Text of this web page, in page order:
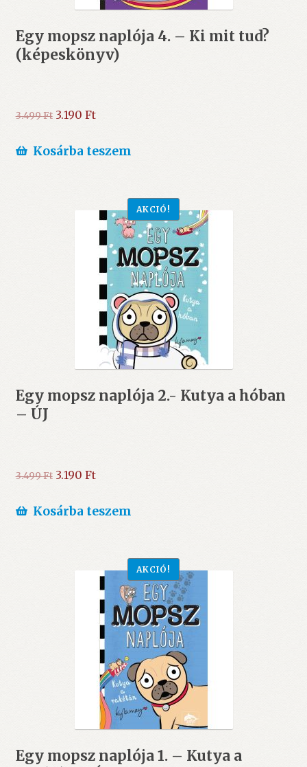
Egy mopsz naplója 4. – Ki mit tud?
(képeskönyv)
3.499Ft Original
was:
3.190 FtCurrent
is:
Kosárba teszem
Egy mopsz naplója 2.- Kutya a hóban
– ÚJ
AKCIÓ!
3.499Ft Original
was:
3.190 FtCurrent
is:
Kosárba teszem
Egy mopsz naplója 1. – Kutya a
AKCIÓ!